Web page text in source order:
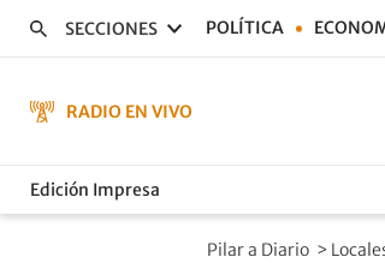
SECCIONES POLÍTICA
RADIO EN VIVO
Edición Impresa
Pilar a Diario >